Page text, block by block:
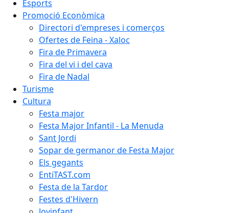
Esports
Promoció Econòmica
Directori d'empreses i comerços
Ofertes de Feina - Xaloc
Fira de Primavera
Fira del vi i del cava
Fira de Nadal
Turisme
Cultura
Festa major
Festa Major Infantil - La Menuda
Sant Jordi
Sopar de germanor de Festa Major
Els gegants
EntiTAST.com
Festa de la Tardor
Festes d'Hivern